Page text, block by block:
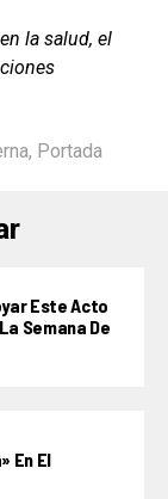
la salud, el
, Portada
Este Acto
Semana De
En El